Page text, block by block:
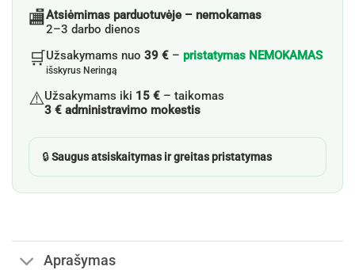
🏬Atsiėmimas parduotuvėje – nemokamas
2–3 darbo dienos
🛒Užsakymams nuo 39 € – pristatymas NEMOKAMAS
išskyrus Neringą
⚠️Užsakymams iki 15 € – taikomas
3 € administravimo mokestis
🔒Saugus atsiskaitymas ir greitas pristatymas
Aprašymas